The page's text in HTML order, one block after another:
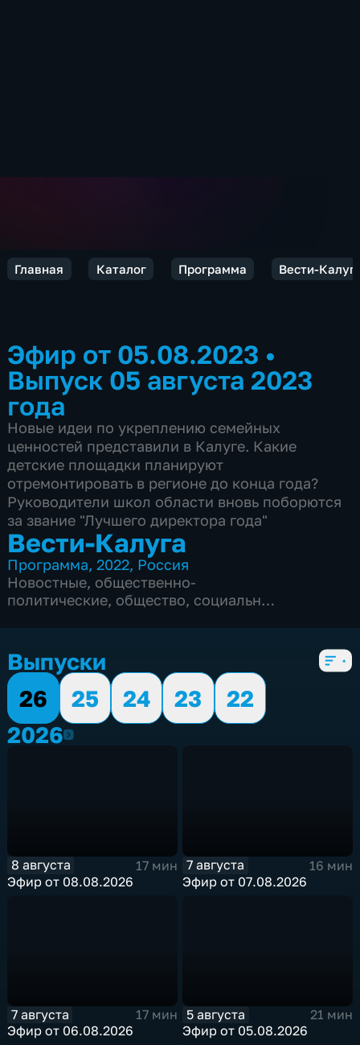
Главная Каталог Программа Вести-
Эфир от 05.08.2023 •
Выпуск 05 августа 2023
года
Новые идеи по укреплению семейных
ценностей представили в Калуге. Какие
детские площадки планируют
отремонтировать в регионе до конца года?
Руководители школ области вновь поборются
за звание "Лучшего директора года"
Вести-Калуга
Программа,2022, Россия
Новостные, общественно-
политические, общество, социально-
Выпуски
26
25 24 23
22
20262026
8 августа
17 мин
Эфир от 08.08.2026
7 августа
16 мин
Эфир от 07.08.2026
7 августа
17 мин
Эфир от 06.08.2026
5 августа
21 мин
Эфир от 05.08.2026